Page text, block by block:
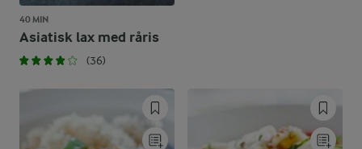
40 MIN
Asiatisk lax med råris
(36)